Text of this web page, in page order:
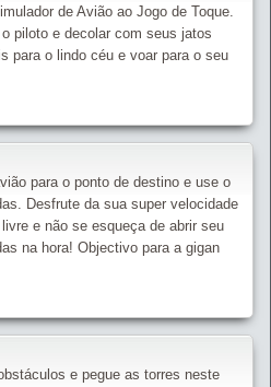
de Avião ao Jogo de Toque.
piloto e decolar com seus jatos
para o lindo céu e voar para o seu
para o ponto de destino e use o
Desfrute da sua super velocidade
e não se esqueça de abrir seu
na hora! Objectivo para a gigan
e pegue as torres neste